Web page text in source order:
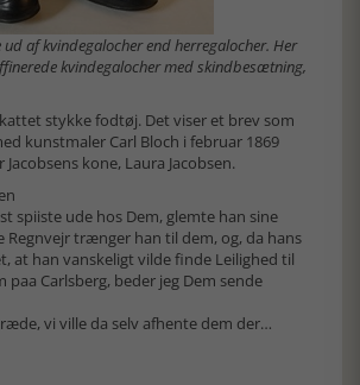
af kvindegalocher end herregalocher. Her
kvindegalocher med skindbesætning,
stykke fodtøj. Det viser et brev som
kunstmaler Carl Bloch i februar 1869
kone, Laura Jacobsen.
spiiste ude hos Dem, glemte han sine
Regnvejr trænger han til dem, og, da hans
at han vanskeligt vilde finde Leilighed til
paa Carlsberg, beder jeg Dem sende
vi ville da selv afhente dem der…